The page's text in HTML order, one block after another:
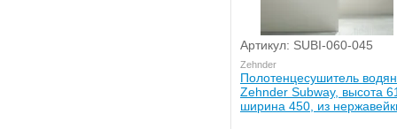
Артикул: SUBI-060-045
Zehnder
Полотенцесушитель
Zehnder Subway, высота
ширина 450, из